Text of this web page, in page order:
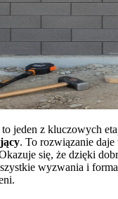
jeden z kluczowych
. To rozwiązanie
się, że dzięki
wyzwania i